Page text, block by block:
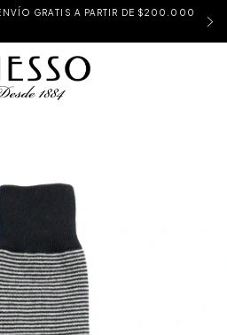
GRATIS A PARTIR DE $200.000